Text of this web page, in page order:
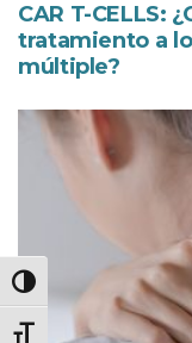
Alternar alto
Alternar tamanho da
CAR T-CELLS:
tratamiento a
múltiple?